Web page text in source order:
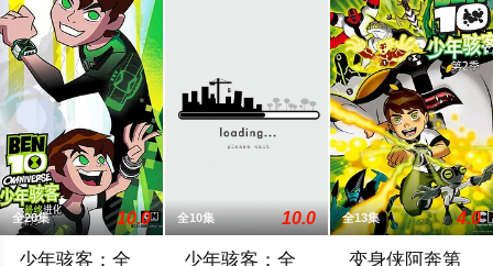
全20集 10.0
少年骇客：全
全10集 10.0
少年骇客：全
全13集 4.0
变身侠阿奔第